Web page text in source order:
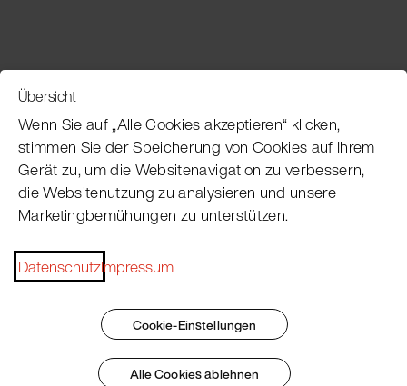
Pacojet Newsletter
Möchten Sie regelmäßig über Neuigkeiten,
Laufenden bleiben?
Jetzt abonnieren
Übersicht
Wenn Sie auf „Alle Cookies akzeptieren“ klicken,
stimmen Sie der Speicherung von Cookies auf Ihrem
Gerät zu, um die Websitenavigation zu verbessern,
die Websitenutzung zu analysieren und unsere
Marketingbemühungen zu unterstützen.
DatenschutzImpressum
Cookie-Einstellungen
Alle Cookies ablehnen